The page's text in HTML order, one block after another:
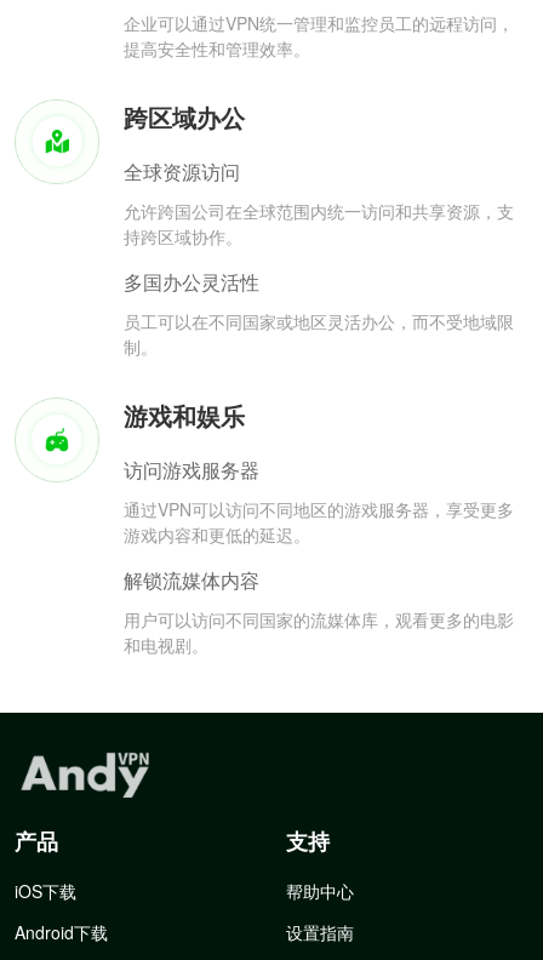
企业可以通过VPN统一管理和监控员工的远程访问，
提高安全性和管理效率。
跨区域办公
全球资源访问
允许跨国公司在全球范围内统一访问和共享资源，支
持跨区域协作。
多国办公灵活性
员工可以在不同国家或地区灵活办公，而不受地域限
制。
游戏和娱乐
访问游戏服务器
通过VPN可以访问不同地区的游戏服务器，享受更多
游戏内容和更低的延迟。
解锁流媒体内容
用户可以访问不同国家的流媒体库，观看更多的电影
和电视剧。
产品
iOS下载
Android下载
支持
帮助中心
设置指南